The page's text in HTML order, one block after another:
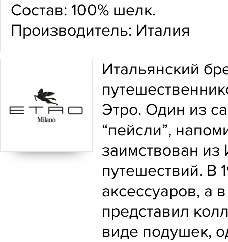
Состав: 100% шелк.
Производитель: Италия
Итальянский
Этро. Один из
“пейсли”,
заимствован из
путешествий. В
аксессуаров, а
представил
виде подушек,